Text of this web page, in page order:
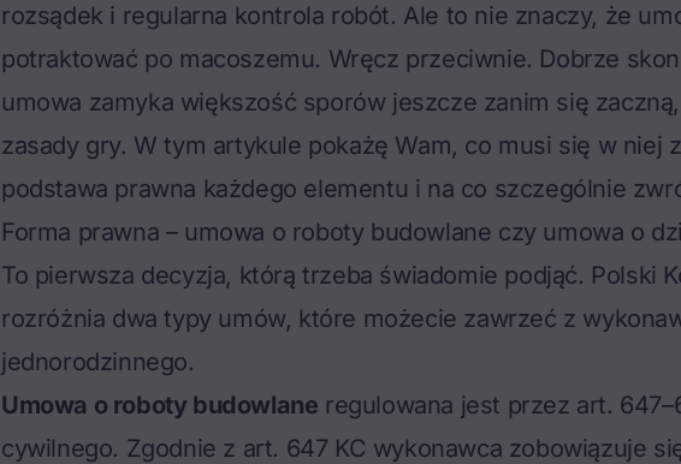
rozsądek i regularna kontrola robót. Ale to nie znaczy, że
potraktować po macoszemu. Wręcz przeciwnie. Dobrze
umowa zamyka większość sporów jeszcze zanim się
zasady gry. W tym artykule pokażę Wam, co musi się w niej
podstawa prawna każdego elementu i na co szczególnie
Forma prawna – umowa o roboty budowlane czy umowa o
To pierwsza decyzja, którą trzeba świadomie podjąć. Polski
rozróżnia dwa typy umów, które możecie zawrzeć z
jednorodzinnego.
Umowa o roboty budowlane regulowana jest przez art.
cywilnego. Zgodnie z art. 647 KC wykonawca zobowiązuje